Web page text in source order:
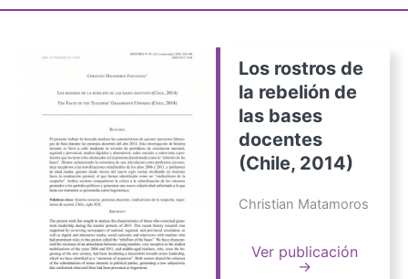
Los rostros de
la rebelión de
las bases
docentes
(Chile, 2014)
Christian Matamoros
Ver publicación
→